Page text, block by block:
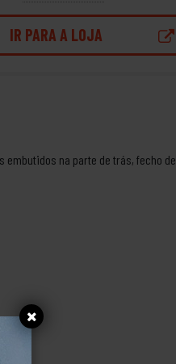
IR PARA A LOJA
embutidos na parte de trás, fecho de